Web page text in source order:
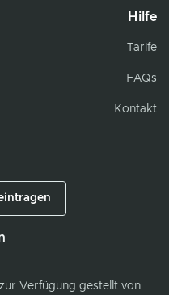
Hilfe
Tarife
FAQs
Kontakt
Verfügung gestellt von